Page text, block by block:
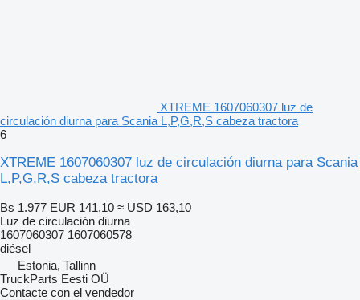
XTREME 1607060307 luz de
circulación diurna para Scania L,P,G,R,S cabeza tractora
6
XTREME 1607060307 luz de circulación diurna para Scania
L,P,G,R,S cabeza tractora
Bs 1.977 EUR 141,10 ≈ USD 163,10
Luz de circulación diurna
1607060307 1607060578
diésel
Estonia, Tallinn
TruckParts Eesti OÜ
Contacte con el vendedor